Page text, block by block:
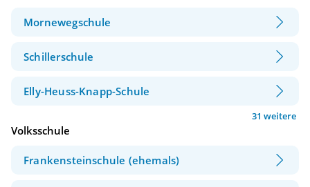
Mornewegschule
Schillerschule
Elly-Heuss-Knapp-Schule
31 weitere
Volksschule
Frankensteinschule (ehemals)